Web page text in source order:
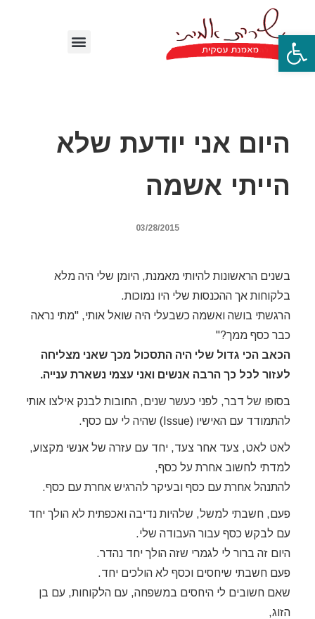
פתח סרגל נגישות
היום אני יודעת שלא
הייתי אשמה
03/28/2015
בשנים הראשונות להיותי מאמנת, היומן שלי היה מלא
בלקוחות אך ההכנסות שלי היו נמוכות.
הרגשתי בושה ואשמה כשבעלי היה שואל אותי, "מתי נראה
כבר כסף ממך?"
הכאב הכי גדול שלי היה התסכול מכך שאני מצליחה
לעזור לכל כך הרבה אנשים ואני עצמי נשארת ענייה.
בסופו של דבר, לפני כעשר שנים, החובות לבנק אילצו אותי
להתמודד עם האישיו (Issue) שהיה לי עם כסף.
לאט לאט, צעד אחר צעד, יחד עם עזרה של אנשי מקצוע,
למדתי לחשוב אחרת על כסף,
להתנהל אחרת עם כסף ובעיקר להרגיש אחרת עם כסף.
פעם, חשבתי למשל, שלהיות נדיבה ואכפתית לא הולך יחד
עם לבקש כסף עבור העבודה שלי.
היום זה ברור לי לגמרי שזה הולך יחד נהדר.
פעם חשבתי שיחסים וכסף לא הולכים יחד.
שאם חשובים לי היחסים במשפחה, עם הלקוחות, עם בן
הזוג,